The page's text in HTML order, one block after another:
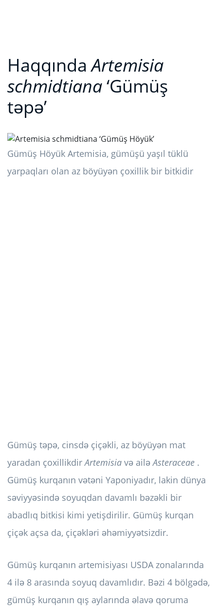
Haqqında Artemisia
schmidtiana‘Gümüş
təpə’
Gümüş Höyük Artemisia, gümüşü yaşıl tüklü
yarpaqları olan az böyüyən çoxillik bir bitkidir
Gümüş təpə, cinsdə çiçəkli, az böyüyən mat
yaradan çoxillikdirArtemisia və ailəAsteraceae .
Gümüş kurqanın vətəni Yaponiyadır, lakin dünya
səviyyəsində soyuqdan davamlı bəzəkli bir
abadlıq bitkisi kimi yetişdirilir. Gümüş kurqan
çiçək açsa da, çiçəkləri əhəmiyyətsizdir.
Gümüş kurqanın artemisiyası USDA zonalarında
4 ilə 8 arasında soyuq davamlıdır. Bəzi 4 bölgədə,
gümüş kurqanın qış aylarında əlavə qoruma